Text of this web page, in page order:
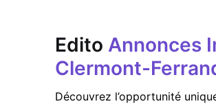
Edito Annonces
Clermont-
Découvrez l’opportunité